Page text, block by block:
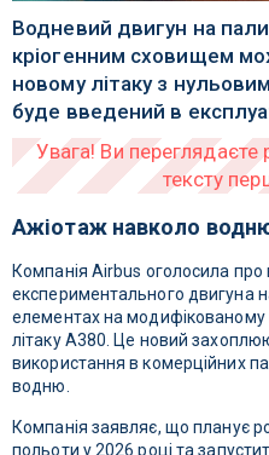
Водневий двигун на
кріогенним сховищем
новому літаку з
буде введений в
Ажіотаж навколо
Компанія Airbus оголосила про
експериментального двигуна
елементах на модифікованому
літаку A380. Це новий
використання в комерційних
водню.
Компанія заявляє, що планує
польоти у 2026 році та